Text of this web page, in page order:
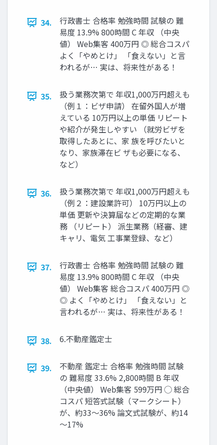
34.
行政書士 合格率 勉強時間 試験の 難
易度 13.9% 800時間 C 年収 （中央
値） Web集客 400万円 ◎ 総合コスパ
よく「やめとけ」 「食えない」と言
われるが… 実は、将来性がある！
35.
扱う業務次第で 年収1,000万円超えも
（例１：ビザ申請） 在留外国人が増
えている 10万円以上の単価 リピート
や紹介が発生しやすい （就労ビザを
取得したあとに、家 族を呼びたいと
なり、家族滞在ビ ザも必要になる、
など）
36.
扱う業務次第で 年収1,000万円超えも
（例２：建設業許可） 10万円以上の
単価 更新や決算届などの定期的な業
務 （リピート） 派生業務（経審、建
キャリ、電気 工事業登録、など）
37.
行政書士 合格率 勉強時間 試験の 難
易度 13.9% 800時間 C 年収 （中央
値） Web集客 総合コスパ 400万円 ◎
◎ よく「やめとけ」 「食えない」と
言われるが… 実は、将来性がある！
38. 6.不動産鑑定士
39.
不動産 鑑定士 合格率 勉強時間 試験
の 難易度 33.6% 2,800時間 B 年収
（中央値） Web集客 599万円 ◯ 総合
コスパ 短答式試験（マークシート）
が、約33～36% 論文式試験が、約14
～17%